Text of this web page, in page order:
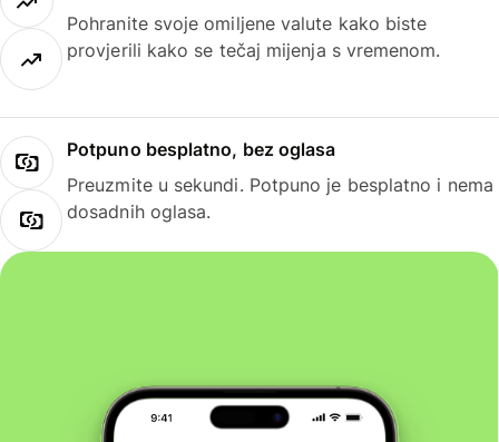
Pohranite svoje omiljene valute kako biste
provjerili kako se tečaj mijenja s vremenom.
Potpuno besplatno, bez oglasa
Preuzmite u sekundi. Potpuno je besplatno i nema
dosadnih oglasa.